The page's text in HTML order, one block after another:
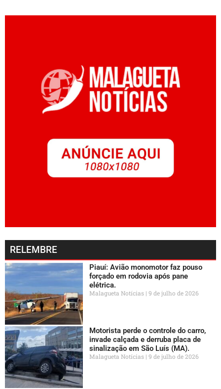
RELEMBRE
Piauí: Avião monomotor faz pouso
forçado em rodovia após pane
elétrica.
Malagueta Notícias 9 de julho de 2026
Motorista perde o controle do carro,
invade calçada e derruba placa de
sinalização em São Luís (MA).
Malagueta Notícias 9 de julho de 2026